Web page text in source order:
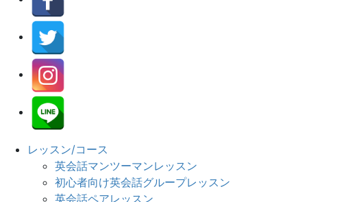
レッスン/コース
英会話マンツーマンレッスン
初心者向け英会話グループレッスン
英会話ペアレッスン